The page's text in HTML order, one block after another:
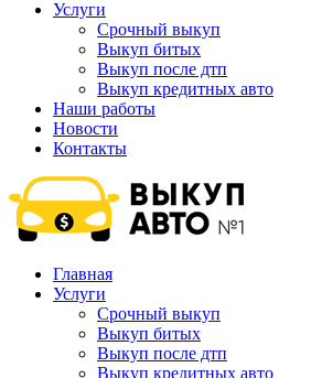
Услуги
Срочный выкуп
Выкуп битых
Выкуп после дтп
Выкуп кредитных авто
Наши работы
Новости
Контакты
Главная
Услуги
Срочный выкуп
Выкуп битых
Выкуп после дтп
Выкуп кредитных авто